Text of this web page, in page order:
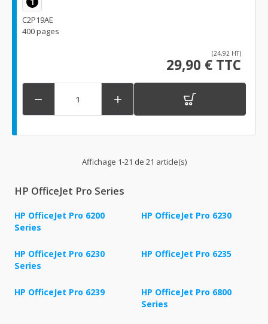
C2P19AE
400 pages
(24,92 HT)
29,90 € TTC
 
Affichage 1-21 de 21 article(s)
HP OfficeJet Pro Series
HP OfficeJet Pro 6200
Series
HP OfficeJet Pro 6230
HP OfficeJet Pro 6230
Series
HP OfficeJet Pro 6235
HP OfficeJet Pro 6239
HP OfficeJet Pro 6800
Series